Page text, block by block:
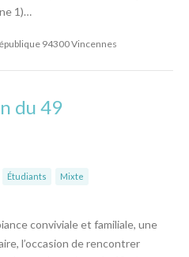
1)…
94300 Vincennes
du 49
Étudiants Mixte
conviviale et familiale, une
l’occasion de rencontrer